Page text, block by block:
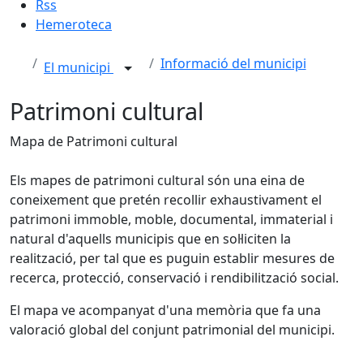
Rss
Hemeroteca
El municipi Informació del municipi
Patrimoni cultural
Mapa de Patrimoni cultural
Els mapes de patrimoni cultural són una eina de
coneixement que pretén recollir exhaustivament el
patrimoni immoble, moble, documental, immaterial i
natural d'aquells municipis que en sol·liciten la
realització, per tal que es puguin establir mesures de
recerca, protecció, conservació i rendibilització social.
El mapa ve acompanyat d'una memòria que fa una
valoració global del conjunt patrimonial del municipi.